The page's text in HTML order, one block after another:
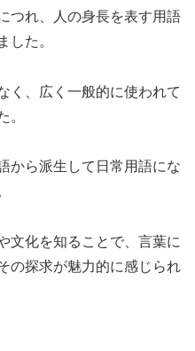
つれ、人の身長を表す用語
した。
く、広く一般的に使われて
。
から派生して日常用語にな
文化を知ることで、言葉に
の探求が魅力的に感じられ